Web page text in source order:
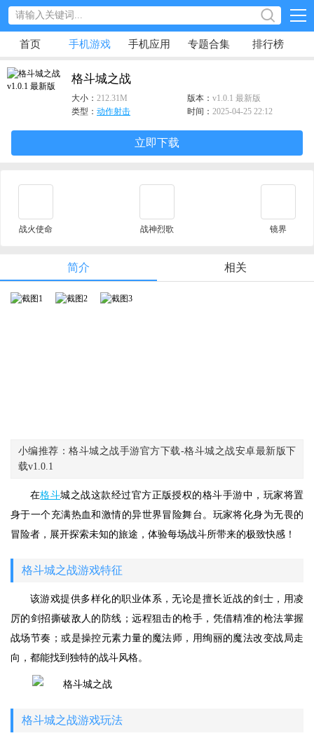
首页 手机游戏 手机应用 专题合集 排行榜
格斗城之战
大小： 212.31M 版本： v1.0.1 最新版
类型： 动作射击 时间： 2025-04-25 22:12
立即下载
战火使命 战神烈歌 镜界
简介 相关
小编推荐：格斗城之战手游官方下载-格斗城之战安卓最新版下
载v1.0.1
在格斗城之战这款经过官方正版授权的格斗手游中，玩家将置
身于一个充满热血和激情的异世界冒险舞台。玩家将化身为无畏的
冒险者，展开探索未知的旅途，体验每场战斗所带来的极致快感！
格斗城之战游戏特征
该游戏提供多样化的职业体系，无论是擅长近战的剑士，用凌
厉的剑招撕破敌人的防线；远程狙击的枪手，凭借精准的枪法掌握
战场节奏；或是操控元素力量的魔法师，用绚丽的魔法改变战局走
向，都能找到独特的战斗风格。
格斗城之战游戏玩法